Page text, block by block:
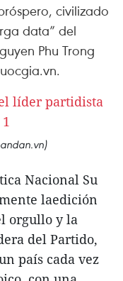
civilizado
data” del
Phu Trong
Nacional Su
laedición
orgullo y la
del Partido,
país cada vez